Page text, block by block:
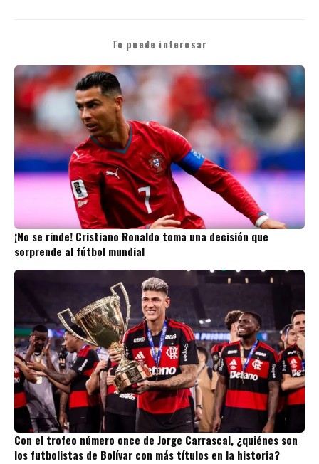
Te puede interesar
¡No se rinde! Cristiano Ronaldo toma una decisión que
sorprende al fútbol mundial
Con el trofeo número once de Jorge Carrascal, ¿quiénes son
los futbolistas de Bolívar con más títulos en la historia?